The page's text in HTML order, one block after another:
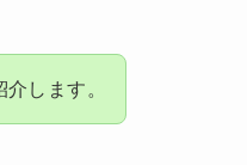
します。